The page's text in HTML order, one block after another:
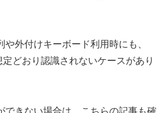
や外付けキーボード利用時にも、
どおり認識されないケースがあり
できない場合は、こちらの記事も確